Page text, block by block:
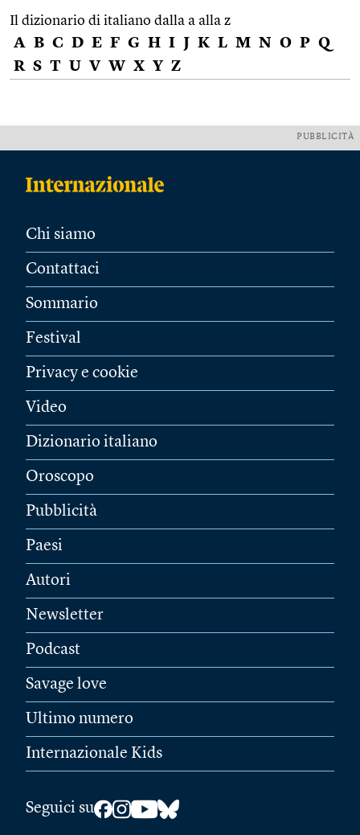
Il dizionario di italiano dalla a alla z
A B C D E F G H I J K L M N O P Q
R S T U V W X Y Z
PUBBLICITÀ
Chi siamo
Contattaci
Sommario
Festival
Privacy e cookie
Video
Dizionario italiano
Oroscopo
Pubblicità
Paesi
Autori
Newsletter
Podcast
Savage love
Ultimo numero
Internazionale Kids
Seguici su